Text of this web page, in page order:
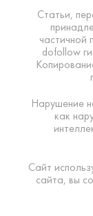
Статьи,
частичной
dofollow
Нарушение
как
Сайт
сайта, вы